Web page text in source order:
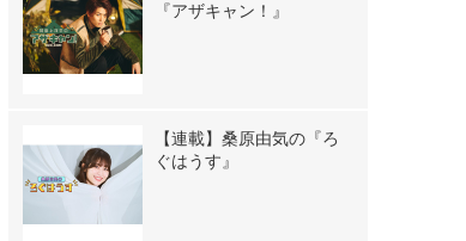
『アザキャン！』
【連載】桑原由気の『ろ
ぐはうす』